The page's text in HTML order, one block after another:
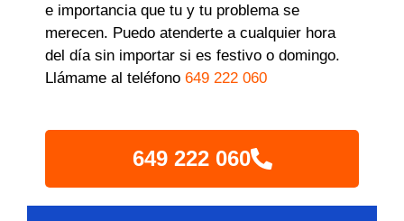
e importancia que tu y tu problema se
merecen. Puedo atenderte a cualquier hora
del día sin importar si es festivo o domingo.
Llámame al teléfono 649 222 060
649 222 060